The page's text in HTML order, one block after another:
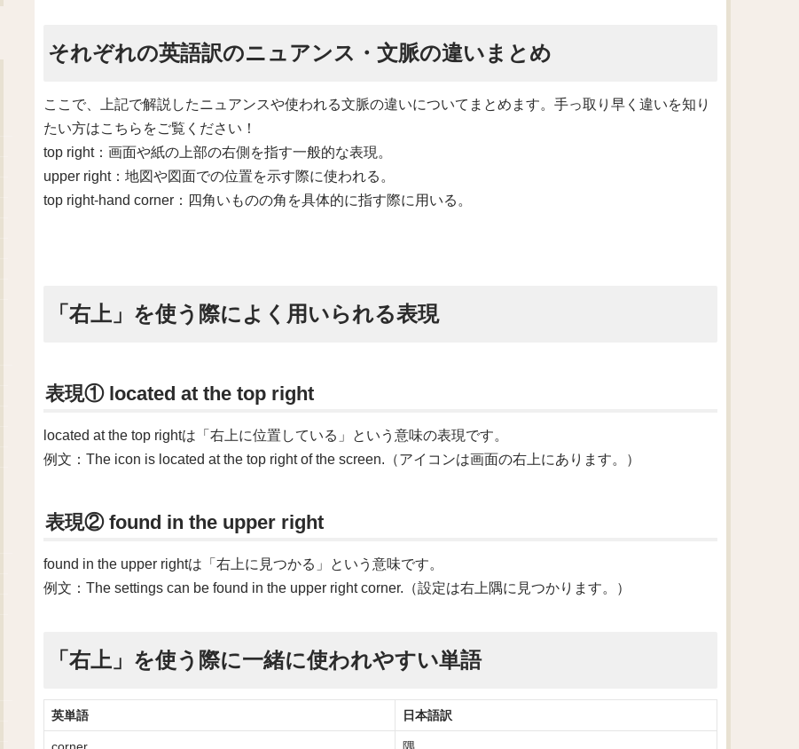
それぞれの英語訳のニュアンス・文脈の違いまとめ
ここで、上記で解説したニュアンスや使われる文脈の違いについてまとめます。手っ取り早く違いを知り
たい方はこちらをご覧ください！
top right：画面や紙の上部の右側を指す一般的な表現。
upper right：地図や図面での位置を示す際に使われる。
top right-hand corner：四角いものの角を具体的に指す際に用いる。
「右上」を使う際によく用いられる表現
表現① located at the top right
located at the top rightは「右上に位置している」という意味の表現です。
例文：The icon is located at the top right of the screen.（アイコンは画面の右上にあります。）
表現② found in the upper right
found in the upper rightは「右上に見つかる」という意味です。
例文：The settings can be found in the upper right corner.（設定は右上隅に見つかります。）
「右上」を使う際に一緒に使われやすい単語
英単語 日本語訳